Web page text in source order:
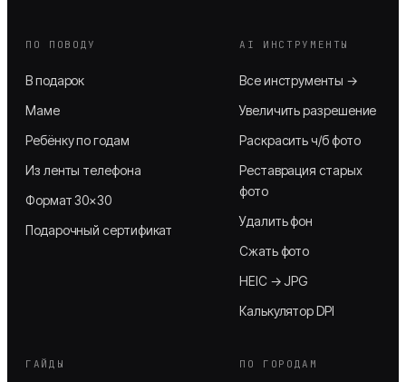
ПО ПОВОДУ
В подарок
Маме
Ребёнку по годам
Из ленты телефона
Формат 30×30
Подарочный сертификат
AI ИНСТРУМЕНТЫ
Все инструменты →
Увеличить разрешение
Раскрасить ч/б фото
Реставрация старых
фото
Удалить фон
Сжать фото
HEIC → JPG
Калькулятор DPI
ГАЙДЫ ПО ГОРОДАМ